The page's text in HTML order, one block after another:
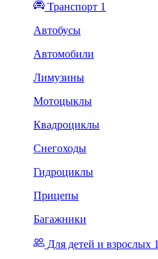
Транспорт 1
Автобусы
Автомобили
Лимузины
Мотоцыклы
Квадроциклы
Снегоходы
Гидроциклы
Прицепы
Багажники
Для детей и взрослых 1